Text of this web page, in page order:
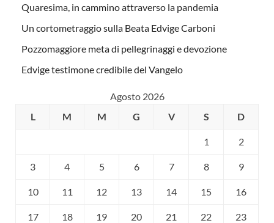
Quaresima, in cammino attraverso la pandemia
Un cortometraggio sulla Beata Edvige Carboni
Pozzomaggiore meta di pellegrinaggi e devozione
Edvige testimone credibile del Vangelo
Agosto 2026
L
M M G V S D
1 2
3 4 5 6 7 8 9
10 11 12 13 14 15 16
17 18 19 20 21 22 23